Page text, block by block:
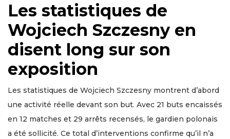
Les statistiques de
Wojciech Szczesny en
disent long sur son
exposition
Les statistiques de Wojciech Szczesny montrent d’abord
une activité réelle devant son but. Avec 21 buts encaissés
en 12 matches et 29 arrêts recensés, le gardien polonais
a été sollicité. Ce total d’interventions confirme qu’il n’a